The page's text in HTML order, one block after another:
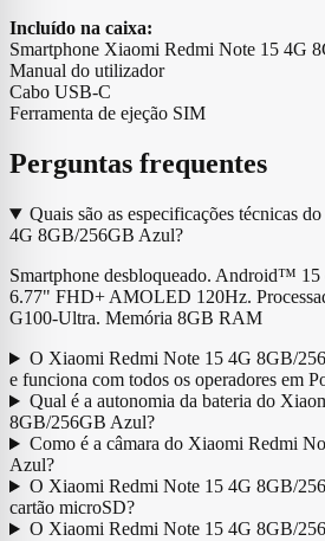
Incluído na caixa:
Smartphone Xiaomi Redmi Note 15 4G
Manual do utilizador
Cabo USB-C
Ferramenta de ejeção SIM
Perguntas frequentes
Quais são as especificações técnicas
4G 8GB/256GB Azul?
Smartphone desbloqueado. Android™
6.77" FHD+ AMOLED 120Hz.
G100-Ultra. Memória 8GB RAM
O Xiaomi Redmi Note 15 4G 8GB/
e funciona com todos os operadores em
Qual é a autonomia da bateria do
8GB/256GB Azul?
Como é a câmara do Xiaomi Redmi
Azul?
O Xiaomi Redmi Note 15 4G 8GB/
cartão microSD?
O Xiaomi Redmi Note 15 4G 8GB/